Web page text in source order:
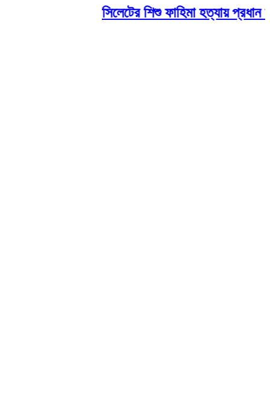
সিলেটের শিশু ফাহিমা হত্যায় প্রধান